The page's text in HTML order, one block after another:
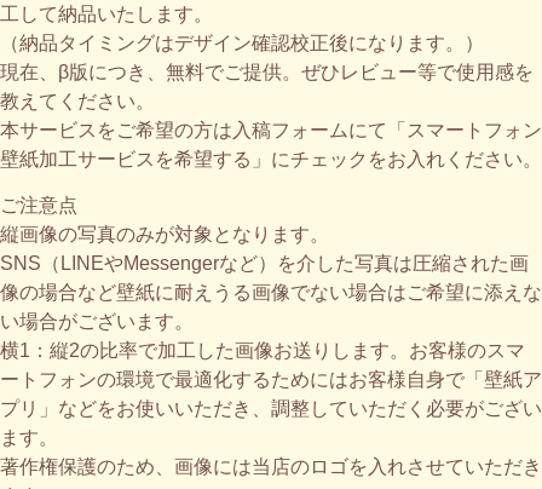
工して納品いたします。
（納品タイミングはデザイン確認校正後になります。）
現在、β版につき、無料でご提供。ぜひレビュー等で使用感を
教えてください。
本サービスをご希望の方は入稿フォームにて「スマートフォン
壁紙加工サービスを希望する」にチェックをお入れください。
ご注意点
縦画像の写真のみが対象となります。
SNS（LINEやMessengerなど）を介した写真は圧縮された画
像の場合など壁紙に耐えうる画像でない場合はご希望に添えな
い場合がございます。
横1：縦2の比率で加工した画像お送りします。お客様のスマ
ートフォンの環境で最適化するためにはお客様自身で「壁紙ア
プリ」などをお使いいただき、調整していただく必要がござい
ます。
著作権保護のため、画像には当店のロゴを入れさせていただき